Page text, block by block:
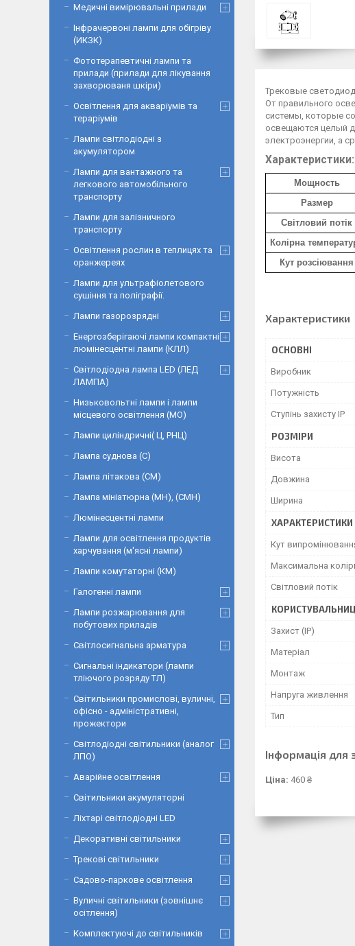
Трековые
От правильного
системы, которые
освещаются целый
электроэнергии, а
Характеристики:
Мощность
Размер
Світловий потік
Колірна
Кут розсіювання
Характеристики
ОСНОВНІ
Виробник
Потужність
Ступінь захисту IP
РОЗМІРИ
Висота
Довжина
Ширина
Кут
Максимальна
Світловий потік
Захист (IP)
Матеріал
Монтаж
Напруга живлення
Тип
Інформація для
Ціна: 460 ₴
Медичні вимірювальні прилади
Інфрачервоні лампи для обігріву
(ИКЗК)
Фототерапевтичні лампи та
прилади (прилади для лікування
захворюваня шкіри)
Освітлення для акваріумів та
тераріумів
Лампи світлодіодні з
акумулятором
Лампи для вантажного та
легкового автомобільного
транспорту
Лампи для залізничного
транспорту
Освітлення рослин в теплицях та
оранжереях
Лампи для ультрафіолетового
сушіння та поліграфії.
Лампи газорозрядні
Енергозберігаючі лампи компактні
люмінесцентні лампи (КЛЛ)
Світлодіодна лампа LED (ЛЕД
ЛАМПА)
Низьковольтні лампи і лампи
місцевого освітлення (МО)
Лампи циліндричні( Ц, РНЦ)
Лампа суднова (С)
Лампа літакова (СМ)
Лампа мініатюрна (МН), (СМН)
Люмінесцентні лампи
Лампи для освітлення продуктів
харчування (м'ясні лампи)
Лампи комутаторні (КМ)
Галогенні лампи
Лампи розжарювання для
побутових приладів
Світлосигнальна арматура
Сигнальні індикатори (лампи
тліючого розряду ТЛ)
Світильники промислові, вуличні,
офісно - адміністративні,
прожектори
Світлодіодні світильники (аналог
ЛПО)
Аварійне освітлення
Світильники акумуляторні
Ліхтарі світлодіодні LED
Декоративні світильники
Трекові світильники
Садово-паркове освітлення
Вуличні світильники (зовнішнє
осітлення)
Комплектуючі до світильників